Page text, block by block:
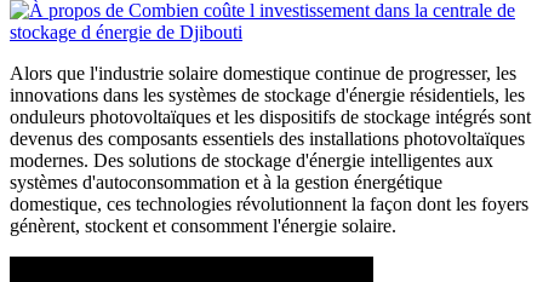
Alors que l'industrie solaire domestique continue de progresser, les
innovations dans les systèmes de stockage d'énergie résidentiels, les
onduleurs photovoltaïques et les dispositifs de stockage intégrés sont
devenus des composants essentiels des installations photovoltaïques
modernes. Des solutions de stockage d'énergie intelligentes aux
systèmes d'autoconsommation et à la gestion énergétique
domestique, ces technologies révolutionnent la façon dont les foyers
génèrent, stockent et consomment l'énergie solaire.